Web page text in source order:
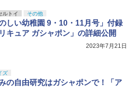
ルトイ その他
のしい幼稚園 9・10・11月号」付録
リキュア ガシャポン」の詳細公開
2023年7月21日
ズ
の自由研究はガシャポンで！「ア